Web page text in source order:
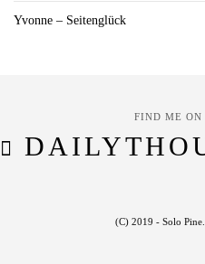
Yvonne – Seitenglück
FIND ME ON
(C) 2019 - Solo Pine.